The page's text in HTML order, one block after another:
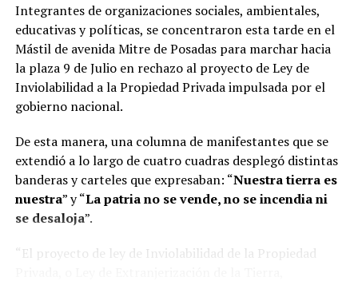
Integrantes de organizaciones sociales, ambientales,
educativas y políticas, se concentraron esta tarde en el
Mástil de avenida Mitre de Posadas para marchar hacia
la plaza 9 de Julio en rechazo al proyecto de Ley de
Inviolabilidad a la Propiedad Privada impulsada por el
gobierno nacional.
De esta manera, una columna de manifestantes que se
extendió a lo largo de cuatro cuadras desplegó distintas
banderas y carteles que expresaban: “Nuestra tierra es
nuestra” y “La patria no se vende, no se incendia ni
se desaloja”.
“El proyecto de ley de Inviolabilidad de la Propiedad